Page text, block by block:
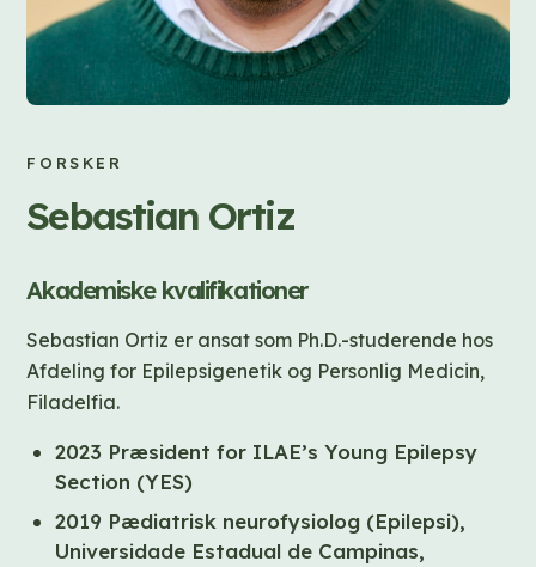
FORSKER
Sebastian Ortiz
Akademiske kvalifikationer
Sebastian Ortiz er ansat som Ph.D.-studerende hos
Afdeling for Epilepsigenetik og Personlig Medicin,
Filadelfia.
2023 Præsident for ILAE’s Young Epilepsy
Section (YES)
2019 Pædiatrisk neurofysiolog (Epilepsi),
Universidade Estadual de Campinas,